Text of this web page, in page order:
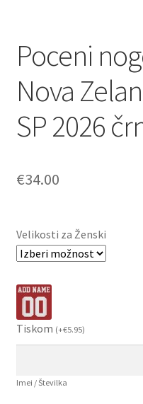
Poceni
Nova
SP 2026
€34.00
Velikosti za Ženski
Tiskom (+€5.95)
Imei / Številka